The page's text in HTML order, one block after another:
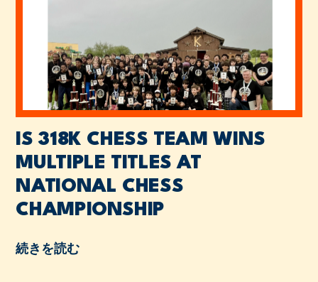
IS 318K CHESS TEAM WINS
MULTIPLE TITLES AT
NATIONAL CHESS
CHAMPIONSHIP
続きを読む